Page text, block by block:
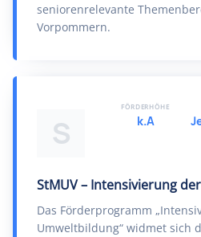
seniorenrelevante
Vorpommern.
S
StMUV – Intensivierung
Das Förderprogramm
Umweltbildung“ widmet sich
FÖRDERHÖHE
k.A